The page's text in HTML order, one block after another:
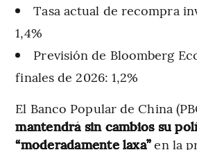
Tasa actual de recompra
1,4%
Previsión de Bloomberg
finales de 2026: 1,2%
El Banco Popular de China
mantendrá sin cambios su
“moderadamente laxa”en la